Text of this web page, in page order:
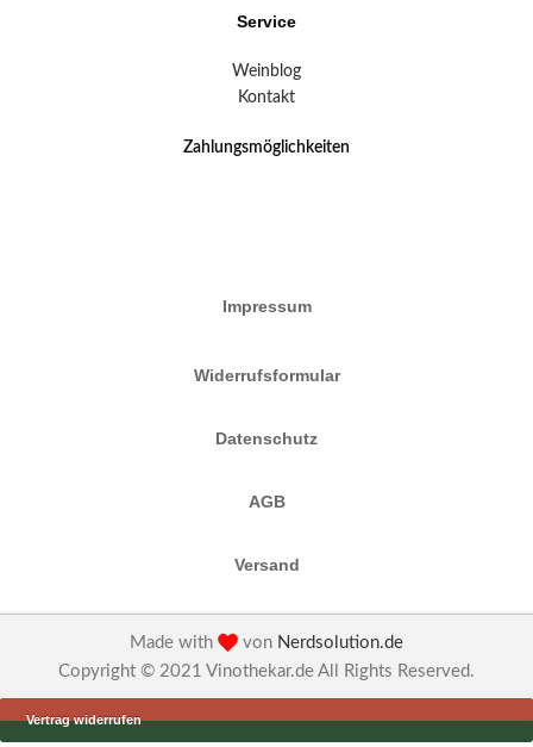
Service
Weinblog
Kontakt
Zahlungsmöglichkeiten
Impressum
Widerrufsformular
Datenschutz
AGB
Versand
Made with von Nerdsolution.de
Copyright © 2021 Vinothekar.de All Rights Reserved.
Vertrag widerrufen